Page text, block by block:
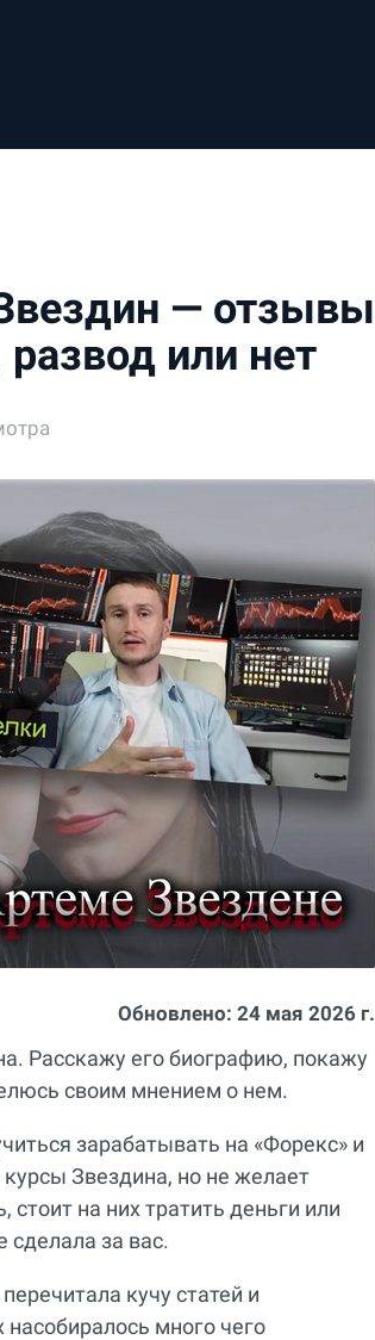
— отзывы
развод или нет
Обновлено: 24 мая 2026 г.
Расскажу его биографию, покажу
своим мнением о нем.
зарабатывать на «Форекс» и
Звездина, но не желает
на них тратить деньги или
сделала за вас.
кучу статей и
много чего